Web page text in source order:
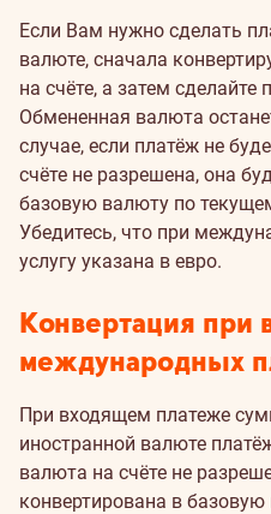
Если Вам нужно сделать
валюте, сначала
на счёте, а затем сделайте
Обмененная валюта
случае, если платёж не
счёте не разрешена, она
базовую валюту по
Убедитесь, что при
услугу указана в евро.
Конвертация при
международных
При входящем платеже
иностранной валюте
валюта на счёте не
конвертирована в